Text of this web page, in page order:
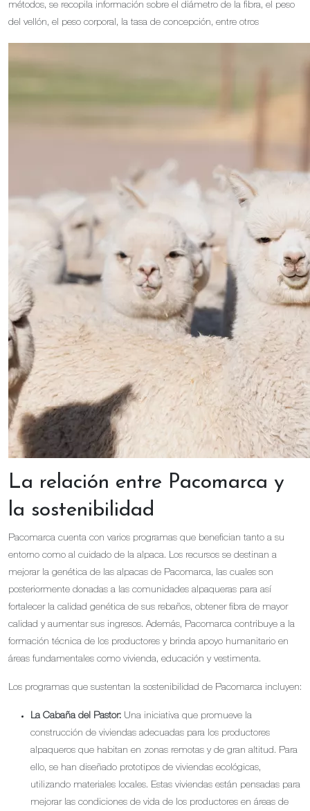
métodos, se recopila información sobre el diámetro de la fibra, el peso
del vellón, el peso corporal, la tasa de concepción, entre otros
La relación entre Pacomarca y
la sostenibilidad
Pacomarca cuenta con varios programas que benefician tanto a su
entorno como al cuidado de la alpaca. Los recursos se destinan a
mejorar la genética de las alpacas de Pacomarca, las cuales son
posteriormente donadas a las comunidades alpaqueras para así
fortalecer la calidad genética de sus rebaños, obtener fibra de mayor
calidad y aumentar sus ingresos. Además, Pacomarca contribuye a la
formación técnica de los productores y brinda apoyo humanitario en
áreas fundamentales como vivienda, educación y vestimenta.
Los programas que sustentan la sostenibilidad de Pacomarca incluyen:
La Cabaña del Pastor: Una iniciativa que promueve la
construcción de viviendas adecuadas para los productores
alpaqueros que habitan en zonas remotas y de gran altitud. Para
ello, se han diseñado prototipos de viviendas ecológicas,
utilizando materiales locales. Estas viviendas están pensadas para
mejorar las condiciones de vida de los productores en áreas de